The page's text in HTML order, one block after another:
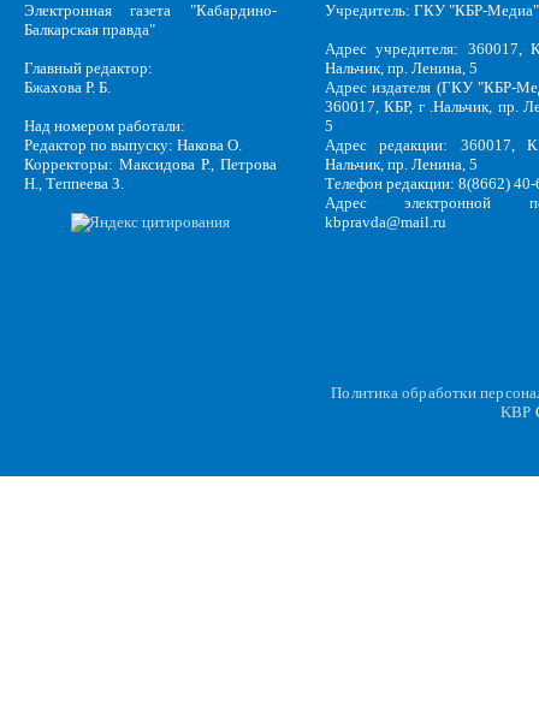
Электронная газета "Кабардино-
Балкарская правда"
Главный редактор:
Бжахова Р. Б.
Над номером работали:
Редактор по выпуску: Накова О.
Корректоры: Максидова Р., Петрова
Н., Теппеева З.
Учредитель: ГКУ "КБР-Медиа"
Адрес учредителя: 360017,
Нальчик, пр. Ленина, 5
Адрес издателя (ГКУ "КБР-
360017, КБР, г .Нальчик, пр.
5
Адрес редакции: 360017,
Нальчик, пр. Ленина, 5
Телефон редакции: 8(8662)
Адрес электронной
kbpravda@mail.ru
Политика обработки
KBP